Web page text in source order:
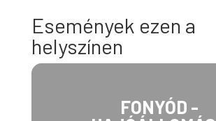
Események ezen a
helyszínen
FONYÓD -